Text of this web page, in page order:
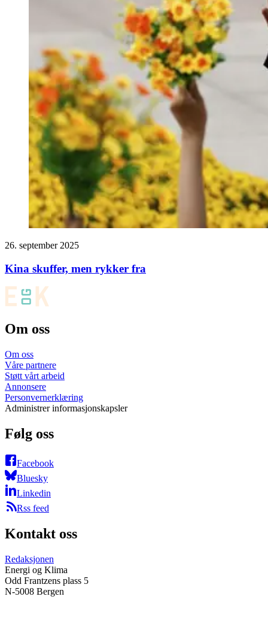
26. september 2025
Kina skuffer, men rykker fra
Om oss
Om oss
Våre partnere
Støtt vårt arbeid
Annonsere
Personvernerklæring
Administrer informasjonskapsler
Følg oss
Facebook
Bluesky
Linkedin
Rss feed
Kontakt oss
Redaksjonen
Energi og Klima
Odd Frantzens plass 5
N-5008 Bergen